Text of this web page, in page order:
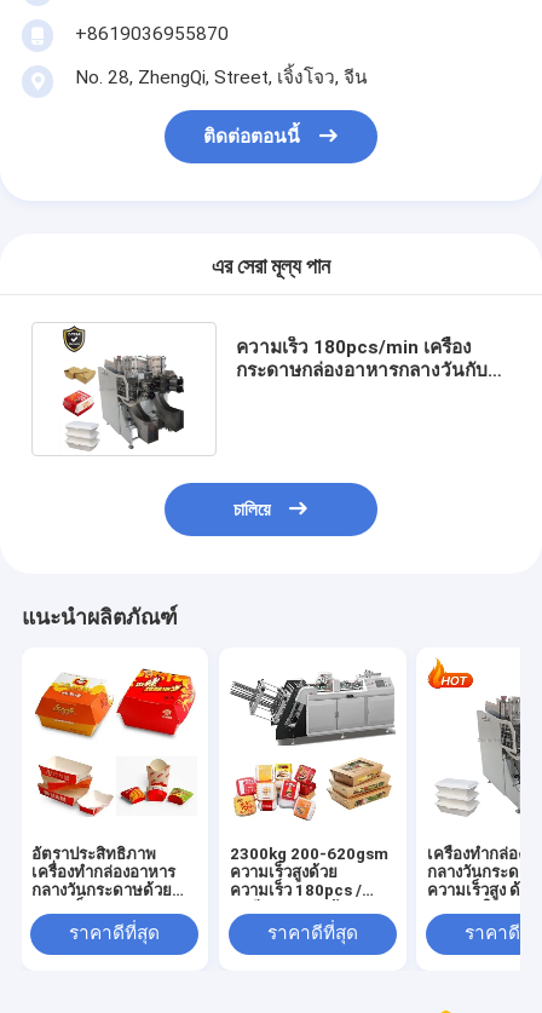
+8619036955870
No. 28, ZhengQi, Street, เจิ้งโจว, จีน
ติดต่อตอนนี้
এর সেরা মূল্য পান
ความเร็ว 180pcs/min เครื่อง
กระดาษกล่องอาหารกลางวันกับ
চালিয়ে
แนะนำผลิตภัณฑ์
อัตราประสิทธิภาพ
เครื่องทํากล่องอาหาร
กลางวันกระดาษด้วย
นาทีและแหล่งพลังงาน
3KW
ราคาดีที่สุด
2300kg 200-620gsm
ความเร็วสูงด้วย
ความเร็ว 180pcs /
อากาศ 0.5Mpa
ราคาดีที่สุด
เครื่องทํากล่องอ
กลางวันกระดาษ
ความเร็วสูง ด้ว
อย่างรวดเร็ว
min
ราคาดีที่